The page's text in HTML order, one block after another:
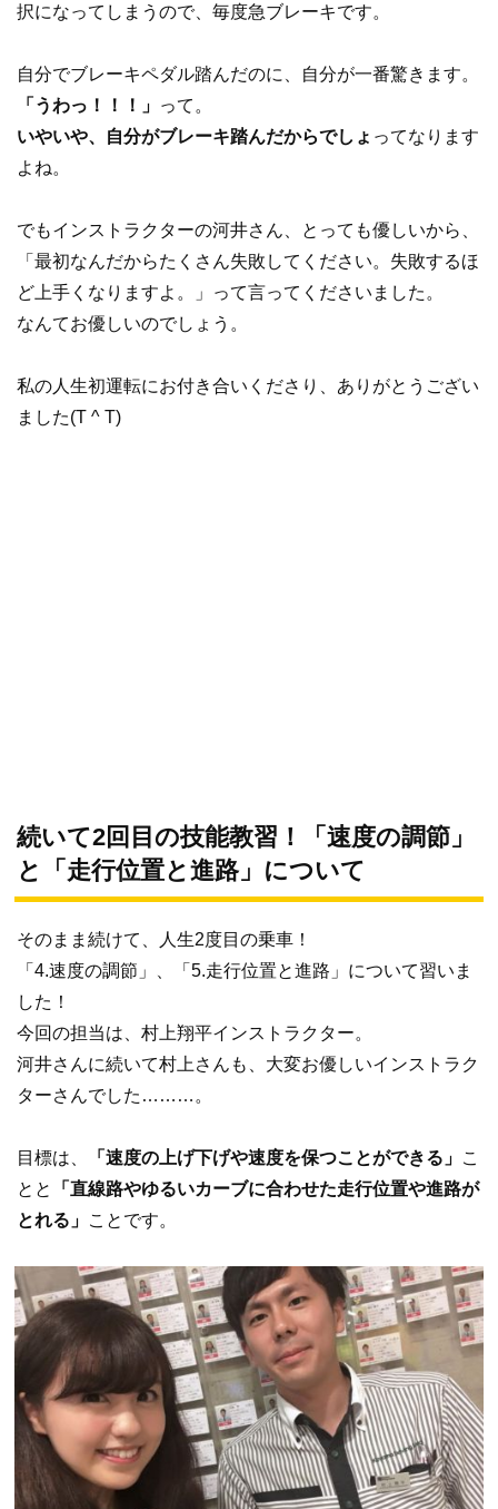
択になってしまうので、毎度急ブレーキです。
自分でブレーキペダル踏んだのに、自分が一番驚きます。
「うわっ！！！」 って。
いやいや、自分がブレーキ踏んだからでしょ ってなります
よね。
でもインストラクターの河井さん、とっても優しいから、
「最初なんだからたくさん失敗してください。失敗するほ
ど上手くなりますよ。」って言ってくださいました。
なんてお優しいのでしょう。
私の人生初運転にお付き合いくださり、ありがとうござい
ました(T ^ T)
続いて2回目の技能教習！「速度の調節」
と「走行位置と進路」について
そのまま続けて、人生2度目の乗車！
「4.速度の調節」、「5.走行位置と進路」について習いま
した！
今回の担当は、村上翔平インストラクター。
河井さんに続いて村上さんも、大変お優しいインストラク
ターさんでした………。
目標は、 「速度の上げ下げや速度を保つことができる」 こ
とと
「直線路やゆるいカーブに合わせた走行位置や進路が
とれる」 ことです。